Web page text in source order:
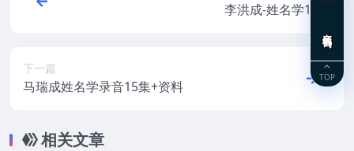
李洪成-姓名学15集
下一篇
马瑞成姓名学录音15集+资料
相关文章
TOP